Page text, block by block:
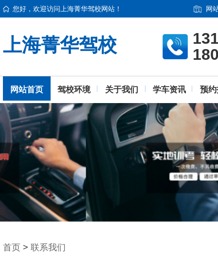
您好，欢迎访问上海菁华驾校网站！ 网
上海菁华驾校
网站首页 驾校环境 关于我们 学车资讯 预
首页 > 联系我们